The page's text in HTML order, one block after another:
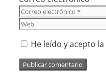
He leído y acepto la